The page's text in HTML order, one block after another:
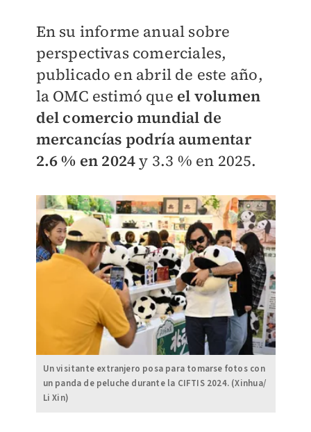
En su informe anual sobre
perspectivas comerciales,
publicado en abril de este año,
la OMC estimó que el volumen
del comercio mundial de
mercancías podría aumentar
2.6 % en 2024y 3.3 % en 2025.
Un visitante extranjero posa para tomarse fotos con
un panda de peluche durante la CIFTIS 2024. (Xinhua/
Li Xin)